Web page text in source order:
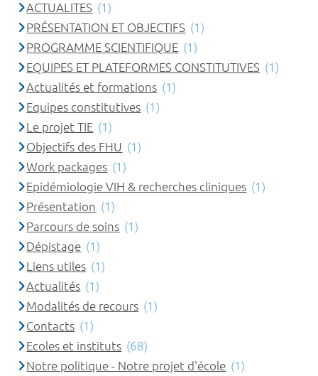
ACTUALITES (1)
PRÉSENTATION ET OBJECTIFS (1)
PROGRAMME SCIENTIFIQUE (1)
EQUIPES ET PLATEFORMES CONSTITUTIVES (1)
Actualités et formations (1)
Equipes constitutives (1)
Le projet TIE (1)
Objectifs des FHU (1)
Work packages (1)
Epidémiologie VIH & recherches cliniques (1)
Présentation (1)
Parcours de soins (1)
Dépistage (1)
Liens utiles (1)
Actualités (1)
Modalités de recours (1)
Contacts (1)
Ecoles et instituts (68)
Notre politique - Notre projet d'école (1)